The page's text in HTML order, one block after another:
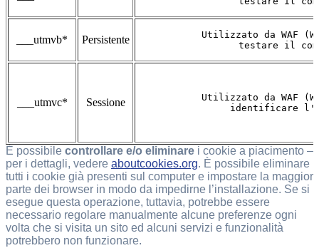
___utmvb* Persistente
Utilizzato da WAF
testare il
___utmvc* Sessione
Utilizzato da WAF
identificare
È possibile controllare e/o eliminare i cookie a piacimento –
per i dettagli, vedere aboutcookies.org. È possibile eliminare
tutti i cookie già presenti sul computer e impostare la maggior
parte dei browser in modo da impedirne l’installazione. Se si
esegue questa operazione, tuttavia, potrebbe essere
necessario regolare manualmente alcune preferenze ogni
volta che si visita un sito ed alcuni servizi e funzionalità
potrebbero non funzionare.